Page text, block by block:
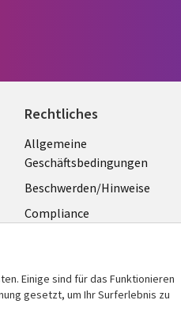
Rechtliches
Legal
GERMANY
Allgemeine
Geschäftsbedingungen
Beschwerden/Hinweise
Compliance
Cookie-Einstellungen
Einige sind für das Funktionieren
gesetzt, um Ihr Surferlebnis zu